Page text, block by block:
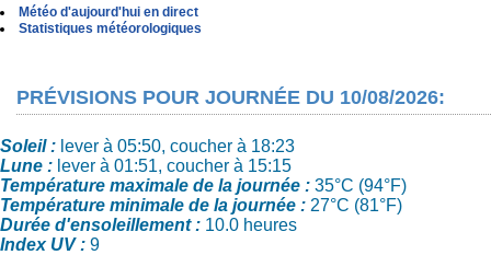
Météo d'aujourd'hui en direct
Statistiques météorologiques
PRÉVISIONS POUR JOURNÉE DU 10/08/2026:
Soleil : lever à 05:50, coucher à 18:23
Lune : lever à 01:51, coucher à 15:15
Température maximale de la journée : 35°C (94°F)
Température minimale de la journée : 27°C (81°F)
Durée d'ensoleillement : 10.0 heures
Index UV : 9